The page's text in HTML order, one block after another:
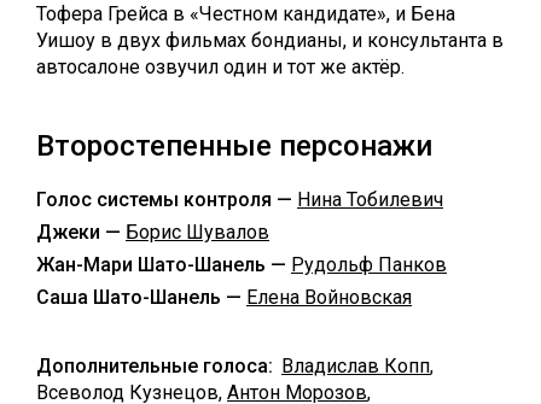
Тофера Грейса в «Честном кандидате», и Бена
Уишоу в двух фильмах бондианы, и консультанта в
автосалоне озвучил один и тот же актёр.
Второстепенные персонажи
Голос системы контроля — Нина Тобилевич
Джеки — Борис Шувалов
Жан-Мари Шато-Шанель — Рудольф Панков
Саша Шато-Шанель — Елена Войновская
Дополнительные голоса: Владислав Копп,
Всеволод Кузнецов, Антон Морозов,